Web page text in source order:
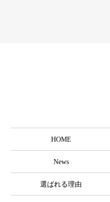
HOME
News
選ばれる理由